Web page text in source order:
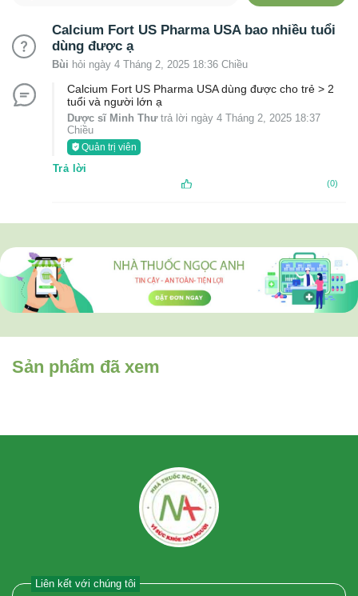
Calcium Fort US Pharma USA bao nhiều tuổi
dùng được ạ
Bùi hỏi ngày 4 Tháng 2, 2025 18:36 Chiều
Calcium Fort US Pharma USA dùng được cho trẻ > 2
tuổi và người lớn ạ
Dược sĩ Minh Thưtrả lời ngày 4 Tháng 2, 2025 18:37
Chiều
Quản trị viên
Trả lời
(0)
Sản phẩm đã xem
Liên kết với chúng tôi